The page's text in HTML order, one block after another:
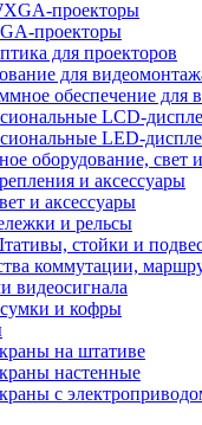
проекторы
проекторы
для проекторов
для
обеспечение для
LCD-
LED-
оборудование, свет
и аксессуары
и аксессуары
и рельсы
стойки и
коммутации,
видеосигнала
и кофры
на штативе
настенные
с